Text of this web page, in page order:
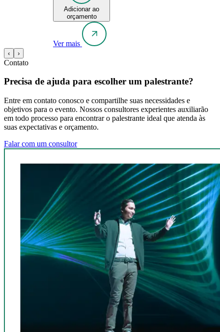
Adicionar ao
orçamento
Ver mais
‹ ›
Contato
Precisa de ajuda para escolher um palestrante?
Entre em contato conosco e compartilhe suas necessidades e
objetivos para o evento. Nossos consultores experientes auxiliarão
em todo processo para encontrar o palestrante ideal que atenda às
suas expectativas e orçamento.
Falar com um consultor